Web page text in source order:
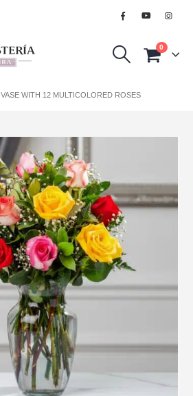
0
VASE WITH 12 MULTICOLORED ROSES